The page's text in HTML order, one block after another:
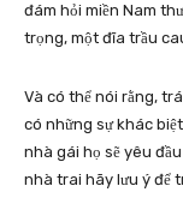
đám hỏi miền Nam
trọng, một đĩa trầu
Và có thể nói rằng,
có những sự khác
nhà gái họ sẽ yêu
nhà trai hãy lưu ý để